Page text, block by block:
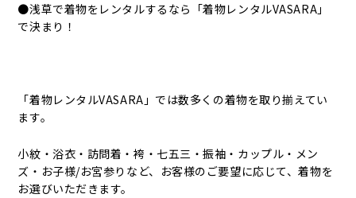
●浅草で着物をレンタルするなら「着物レンタルVASARA」
で決まり！
「着物レンタルVASARA」では数多くの着物を取り揃えてい
ます。
小紋・浴衣・訪問着・袴・七五三・振袖・カップル・メン
ズ・お子様/お宮参りなど、お客様のご要望に応じて、着物を
お選びいただきます。